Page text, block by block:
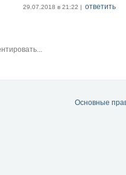
29.07.2018 в 21:22 | ответить
Основные